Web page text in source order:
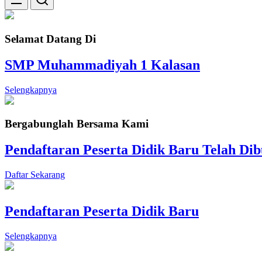
Selamat Datang Di
SMP Muhammadiyah 1 Kalasan
Selengkapnya
Bergabunglah Bersama Kami
Pendaftaran Peserta Didik Baru Telah
Daftar Sekarang
Pendaftaran Peserta Didik Baru
Selengkapnya